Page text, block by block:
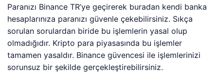
Paranızı Binance TR’ye geçirerek buradan kendi banka
hesaplarınıza paranızı güvenle çekebilirsiniz. Sıkça
sorulan sorulardan biride bu işlemlerin yasal olup
olmadığıdır. Kripto para piyasasında bu işlemler
tamamen yasaldır. Binance güvencesi ile işlemlerinizi
sorunsuz bir şekilde gerçekleştirebilirsiniz.